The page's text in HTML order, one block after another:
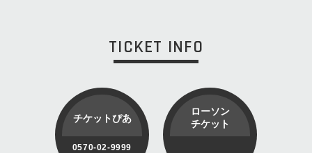
TICKET INFO
チケットぴあ
0570-02-9999
ローソン
チケット